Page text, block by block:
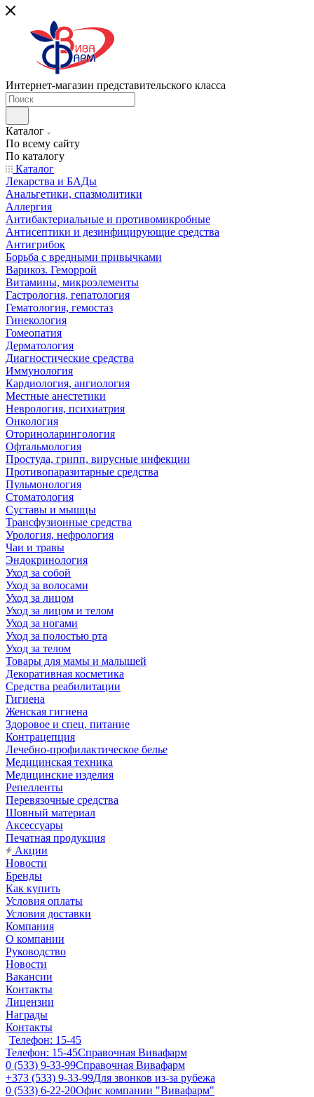
Интернет-магазин представительского класса
Каталог
По всему сайту
По каталогу
Каталог
Лекарства и БАДы
Анальгетики, спазмолитики
Аллергия
Антибактериальные и противомикробные
Антисептики и дезинфицирующие средства
Антигрибок
Борьба с вредными привычками
Варикоз. Геморрой
Витамины, микроэлементы
Гастрология, гепатология
Гематология, гемостаз
Гинекология
Гомеопатия
Дерматология
Диагностические средства
Иммунология
Кардиология, ангиология
Местные анестетики
Неврология, психиатрия
Онкология
Оториноларингология
Офтальмология
Простуда, грипп, вирусные инфекции
Противопаразитарные средства
Пульмонология
Стоматология
Суставы и мышцы
Трансфузионные средства
Урология, нефрология
Чаи и травы
Эндокринология
Уход за собой
Уход за волосами
Уход за лицом
Уход за лицом и телом
Уход за ногами
Уход за полостью рта
Уход за телом
Товары для мамы и малышей
Декоративная косметика
Средства реабилитации
Гигиена
Женская гигиена
Здоровое и спец. питание
Контрацепция
Лечебно-профилактическое белье
Медицинская техника
Медицинские изделия
Репелленты
Перевязочные средства
Шовный материал
Аксессуары
Печатная продукция
Акции
Новости
Бренды
Как купить
Условия оплаты
Условия доставки
Компания
О компании
Руководство
Новости
Вакансии
Контакты
Лицензии
Награды
Контакты
Телефон: 15-45
Телефон: 15-45Справочная Вивафарм
0 (533) 9-33-99Справочная Вивафарм
+373 (533) 9-33-99Для звонков из-за рубежа
0 (533) 6-22-20Офис компании "Вивафарм"